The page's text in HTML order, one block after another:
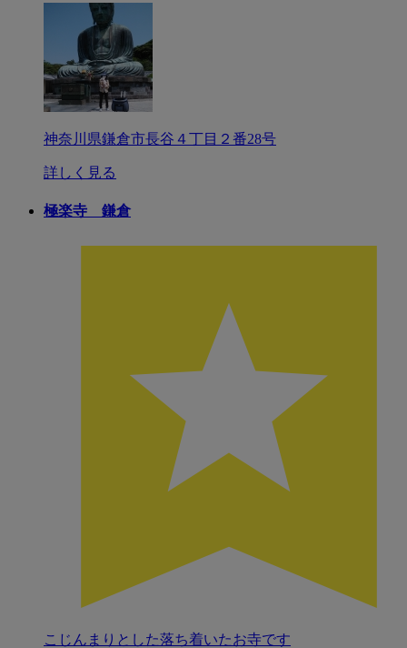
神奈川県鎌倉市長谷４丁目２番28号
詳しく見る
極楽寺 鎌倉
こじんまりとした落ち着いたお寺です